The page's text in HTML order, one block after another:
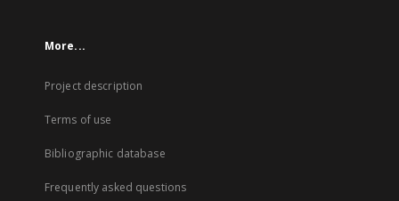
More...
Project description
Terms of use
Bibliographic database
Frequently asked questions